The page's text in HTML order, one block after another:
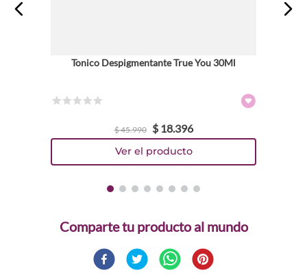
Tonico Despigmentante True You 30Ml
$45.990 $ 18.396
Comparte